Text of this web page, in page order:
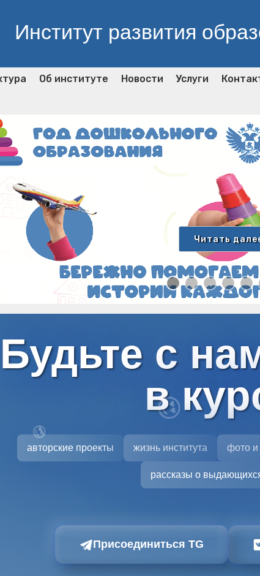
Институт развития
Об институте Новости Услуги
Читать
Будьте с
в
авторские проекты жизнь института фото и
рассказы о
Присоединиться TG
🐳
😍